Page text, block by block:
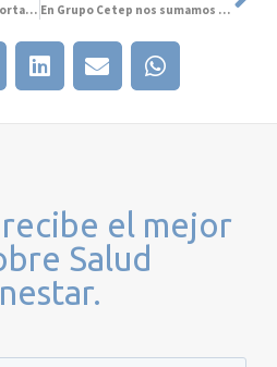
Expertas analizaron la importancia de promover soluciones de Salud Mental para el Bienestar de las organizaciones (+ VIDEO) En Grupo Cetep nos sumamos a la Campaña Arcoiris del Movilh
el mejor
Salud